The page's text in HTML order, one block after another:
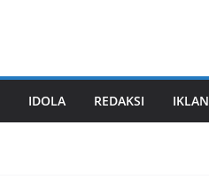
IDOLA REDAKSI IKLAN